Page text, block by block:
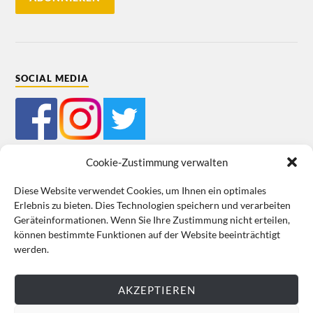
Cookie-Zustimmung verwalten
Diese Website verwendet Cookies, um Ihnen ein optimales
Erlebnis zu bieten. Dies Technologien speichern und verarbeiten
Geräteinformationen. Wenn Sie Ihre Zustimmung nicht erteilen,
können bestimmte Funktionen auf der Website beeinträchtigt
werden.
AKZEPTIEREN
SOCIAL MEDIA
Mein Bestellkonto Kundeninformationen Datenschutz
Cookie-Richtlinie (EU) Impressum
VERTRAG WIDERRUFEN